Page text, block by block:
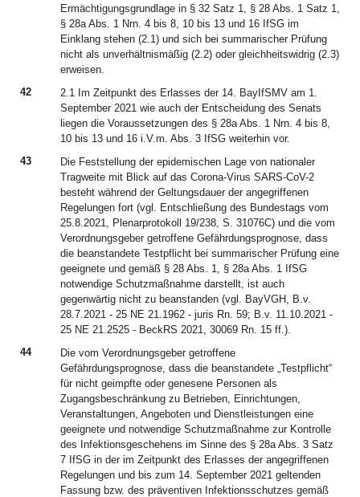
Ermächtigungsgrundlage in § 32 Satz 1, § 28 Abs. 1 Satz 1,
§ 28a Abs. 1 Nrn. 4 bis 8, 10 bis 13 und 16 IfSG im
Einklang stehen (2.1) und sich bei summarischer Prüfung
nicht als unverhältnismäßig (2.2) oder gleichheitswidrig (2.3)
erweisen.
42
2.1 Im Zeitpunkt des Erlasses der 14. BayIfSMV am 1.
September 2021 wie auch der Entscheidung des Senats
liegen die Voraussetzungen des § 28a Abs. 1 Nrn. 4 bis 8,
10 bis 13 und 16 i.V.m. Abs. 3 IfSG weiterhin vor.
43
Die Feststellung der epidemischen Lage von nationaler
Tragweite mit Blick auf das Corona-Virus SARS-CoV-2
besteht während der Geltungsdauer der angegriffenen
Regelungen fort (vgl. Entschließung des Bundestags vom
25.8.2021, Plenarprotokoll 19/238, S. 31076C) und die vom
Verordnungsgeber getroffene Gefährdungsprognose, dass
die beanstandete Testpflicht bei summarischer Prüfung eine
geeignete und gemäß § 28 Abs. 1, § 28a Abs. 1 IfSG
notwendige Schutzmaßnahme darstellt, ist auch
gegenwärtig nicht zu beanstanden (vgl. BayVGH, B.v.
28.7.2021 - 25 NE 21.1962 - juris Rn. 59; B.v. 11.10.2021 -
25 NE 21.2525 - BeckRS 2021, 30069 Rn. 15 ff.).
44
Die vom Verordnungsgeber getroffene
Gefährdungsprognose, dass die beanstandete „Testpflicht“
für nicht geimpfte oder genesene Personen als
Zugangsbeschränkung zu Betrieben, Einrichtungen,
Veranstaltungen, Angeboten und Dienstleistungen eine
geeignete und notwendige Schutzmaßnahme zur Kontrolle
des Infektionsgeschehens im Sinne des § 28a Abs. 3 Satz
7 IfSG in der im Zeitpunkt des Erlasses der angegriffenen
Regelungen und bis zum 14. September 2021 geltenden
Fassung bzw. des präventiven Infektionsschutzes gemäß